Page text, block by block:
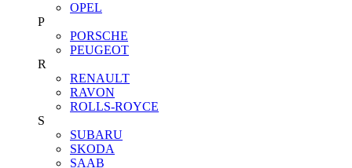
OPEL
P
PORSCHE
PEUGEOT
R
RENAULT
RAVON
ROLLS-ROYCE
S
SUBARU
SKODA
SAAB